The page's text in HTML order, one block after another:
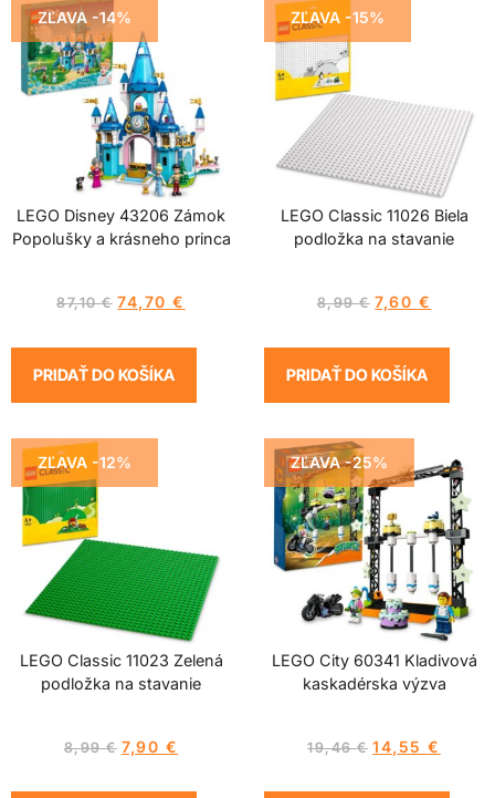
ZĽAVA -14%
LEGO Disney 43206 Zámok
Popolušky a krásneho princa
87,10€ 74,70€
PRIDAŤ DO KOŠÍKA
ZĽAVA -15%
LEGO Classic 11026 Biela
podložka na stavanie
8,99€ 7,60 €
PRIDAŤ DO KOŠÍKA
ZĽAVA -12%
LEGO Classic 11023 Zelená
podložka na stavanie
8,99€ 7,90 €
ZĽAVA -25%
LEGO City 60341 Kladivová
kaskadérska výzva
19,46€ 14,55€